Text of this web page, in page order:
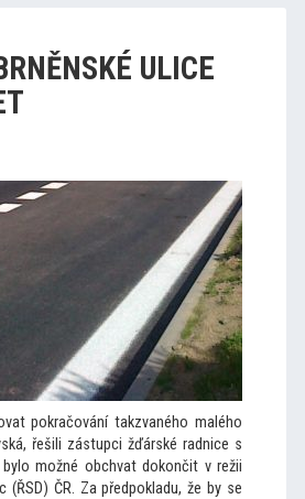
ULICE
pokračování takzvaného malého
řešili zástupci žďárské radnice s
možné obchvat dokončit v režii
ČR. Za předpokladu, že by se